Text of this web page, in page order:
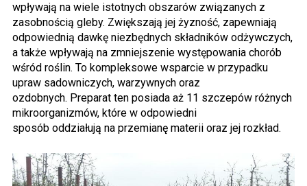
wpływają na wiele istotnych obszarów związanych z
zasobnością gleby. Zwiększają jej żyzność, zapewniają
odpowiednią dawkę niezbędnych składników odżywczych,
a także wpływają na zmniejszenie występowania chorób
wśród roślin. To kompleksowe wsparcie w przypadku
upraw sadowniczych, warzywnych oraz
ozdobnych. Preparat ten posiada aż 11 szczepów różnych
mikroorganizmów, które w odpowiedni
sposób oddziałują na przemianę materii oraz jej rozkład.